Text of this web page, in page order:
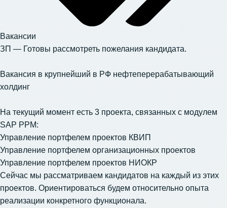
Вакансии
ЗП — Готовы рассмотреть пожелания кандидата.
Вакансия в крупнейший в РФ нефтеперерабатывающий
холдинг
На текущий момент есть 3 проекта, связанных с модулем
SAP PPM:
Управление портфелем проектов КВИП
Управление портфелем организационных проектов
Управление портфелем проектов НИОКР
Сейчас мы рассматриваем кандидатов на каждый из этих
проектов. Ориентироваться будем относительно опыта
реализации конкретного функционала.